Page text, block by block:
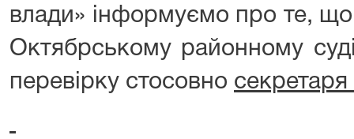
влади» інформуємо про те,
Октябрському районному
перевірку стосовно секретаря